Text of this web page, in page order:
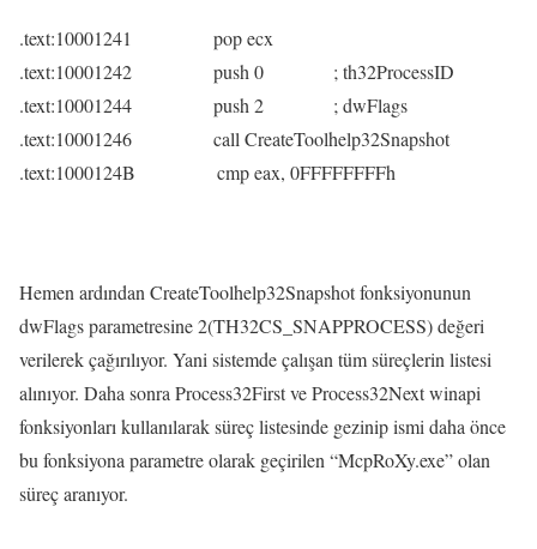
.text:10001241 pop ecx
.text:10001242 push 0 ; th32ProcessID
.text:10001244 push 2 ; dwFlags
.text:10001246 call CreateToolhelp32Snapshot
.text:1000124B cmp eax, 0FFFFFFFFh
Hemen ardından CreateToolhelp32Snapshot fonksiyonunun
dwFlags parametresine 2(TH32CS_SNAPPROCESS) değeri
verilerek çağırılıyor. Yani sistemde çalışan tüm süreçlerin listesi
alınıyor. Daha sonra Process32First ve Process32Next winapi
fonksiyonları kullanılarak süreç listesinde gezinip ismi daha önce
bu fonksiyona parametre olarak geçirilen “McpRoXy.exe” olan
süreç aranıyor.